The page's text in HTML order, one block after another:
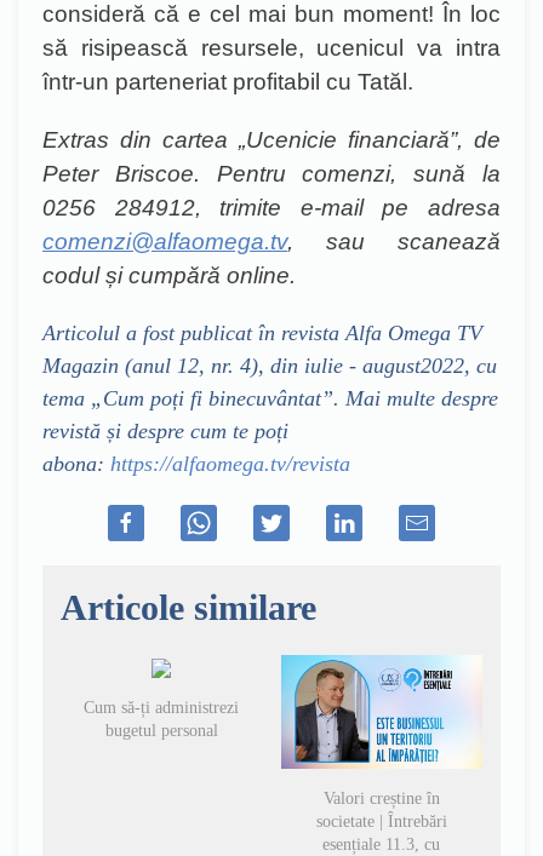
consideră că e cel mai bun moment! În loc
să risipească resursele, ucenicul va intra
într-un parteneriat profitabil cu Tatăl.
Extras din cartea „Ucenicie financiară”, de
Peter Briscoe. Pentru comenzi, sună la
0256 284912, trimite e-mail pe adresa
comenzi@alfaomega.tv, sau scanează
codul și cumpără online.
Articolul a fost publicat în revista Alfa Omega TV
Magazin (anul 12, nr. 4), din iulie - august2022, cu
tema „Cum poți fi binecuvântat”. Mai multe despre
revistă și despre cum te poți
abona: https://alfaomega.tv/revista
Articole similare
Cum să-ți administrezi
bugetul personal
Valori creștine în
societate | Întrebări
esențiale 11.3, cu